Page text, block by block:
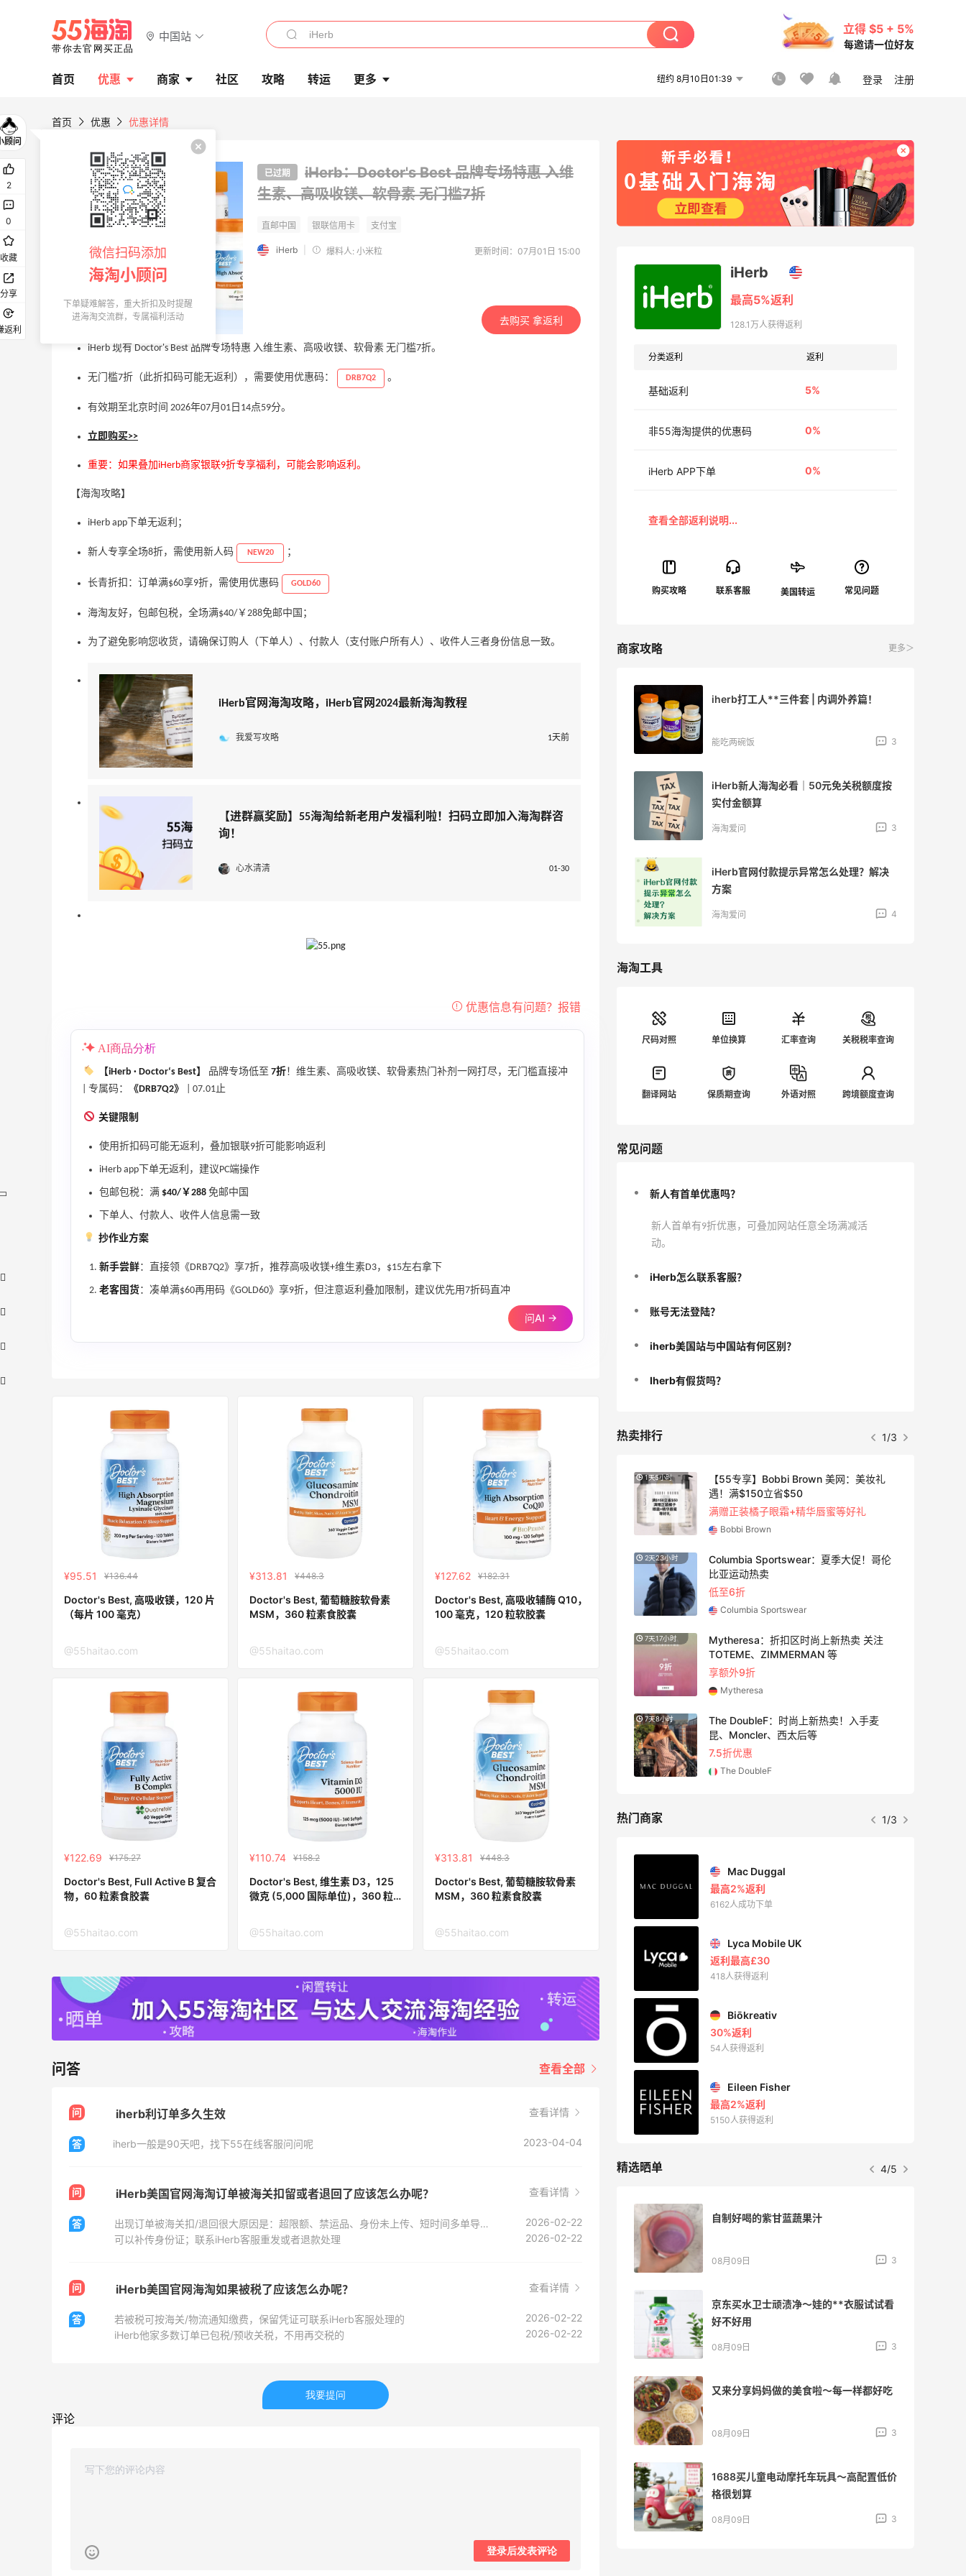
中国站
立得 $5 + 5%
每邀请一位好友
首页 优惠 商家 社区 攻略 转运 更多 纽约 8月10日01:39 登录 注册
首页 优惠 优惠详情
已过期
iHerb：Doctor's Best 品牌专场特惠 入维
生素、高吸收镁、软骨素无门槛7折
iHerb 爆料人: 小米粒 更新时间：07月01日 15:00
去购买 拿返利
iHerb 现有 Doctor's Best 品牌专场特惠 入维生素、高吸收镁、软骨素 无门槛7折。
无门槛7折（此折扣码可能无返利），需要使用优惠码： DRB7Q2 。
有效期至北京时间 2026年07月01日14点59分。
立即购买>>
重要：如果叠加iHerb商家银联9折专享福利，可能会影响返利。
【海淘攻略】
iHerb app下单无返利；
新人专享全场8折，需使用新人码 NEW20 ；
长青折扣：订单满$60享9折，需使用优惠码 GOLD60
海淘友好，包邮包税，全场满$40/￥288免邮中国；
为了避免影响您收货，请确保订购人（下单人）、付款人（支付账户所有人）、收件人三者身份信息一致。
iHerb官网海淘攻略，iHerb官网2024最新海淘教程
我爱写攻略 1天前
【进群赢奖励】55海淘给新老用户发福利啦！扫码立即加入海淘群咨
询！
心水清清 01-30
AI商品分析
【iHerb · Doctor‘s Best】 品牌专场低至 7折！维生素、高吸收镁、软骨素热门补剂一网打尽，无门槛直接冲
| 专属码：
《DRB7Q2》 | 07.01止
关键限制
使用折扣码可能无返利，叠加银联9折可能影响返利
iHerb app下单无返利，建议PC端操作
包邮包税：满 $40/￥288 免邮中国
下单人、付款人、收件人信息需一致
抄作业方案
新手尝鲜：直接领《DRB7Q2》享7折，推荐高吸收镁+维生素D3，$15左右拿下
老客囤货：凑单满$60再用码《GOLD60》享9折，但注意返利叠加限制，建议优先用7折码直冲
问AI →
¥95.51 ¥136.44
Doctor's Best, 高吸收镁，120 片
（每片 100 毫克）
@55haitao.com
¥313.81 ¥448.3
Doctor's Best, 葡萄糖胺软骨素
MSM，360 粒素食胶囊
@55haitao.com
¥127.62 ¥182.31
Doctor's Best, 高吸收辅酶 Q10，
100 毫克，120 粒软胶囊
@55haitao.com
¥122.69 ¥175.27
Doctor's Best, Full Active B 复合
物，60 粒素食胶囊
@55haitao.com
¥110.74 ¥158.2
Doctor's Best, 维生素 D3，125
微克 (5,000 国际单位)，360 粒
@55haitao.com
¥313.81 ¥448.3
Doctor's Best, 葡萄糖胺软骨素
MSM，360 粒素食胶囊
@55haitao.com
问答 查看全部
问 iherb利订单多久生效 查看详情
答 iherb一般是90天吧，找下55在线客服问问呢 2023-04-04
问 iHerb美国官网海淘订单被海关扣留或者退回了应该怎么办呢？ 查看详情
答 出现订单被海关扣/退回很大原因是：超限额、禁运品、身份未上传、短时间多单导致的
2026-02-22
可以补传身份证；联系iHerb客服重发或者退款处理
2026-02-22
问 iHerb美国官网海淘如果被税了应该怎么办呢？ 查看详情
答 若被税可按海关/物流通知缴费，保留凭证可联系iHerb客服处理的
2026-02-22
iHerb他家多数订单已包税/预收关税，不用再交税的
2026-02-22
我要提问
评论
登录后发表评论
iHerb
最高5%返利
128.1万人获得返利
分类返利 返利
基础返利 5%
非55海淘提供的优惠码 0%
iHerb APP下单 0%
美国转运
商家攻略 更多＞
iherb打工人**三件套 | 内调外养篇！
iHerb官网付款提示异常怎么处理？解决
iherb打工人**三件套 | 内调外养篇！
能吃两碗饭 3
iHerb新人海淘必看｜50元免关税额度按
实付金额算
海淘爱问 3
iHerb官网付款提示异常怎么处理？解决
方案
海淘爱问 4
海淘工具
尺码对照 单位换算 汇率查询 关税税率查询
翻译网站 保质期查询 外语对照 跨境额度查询
常见问题
新人有首单优惠吗？
新人首单有9折优惠，可叠加网站任意全场满减活
动。
iHerb怎么联系客服？
账号无法登陆？
iherb美国站与中国站有何区别？
Iherb有假货吗？
热卖排行 1/3
Macy's：Lancome 兰蔻美妆大促低至5折
满赠三重好礼
低门槛入手7件套
Macy's
即将截止！iHerb ：88全球好物节！选购
日常保健、健身补剂、护肤洗护等
iHerb
家、YSL、蒙口、CHLOE
Nugnes INT
今日关注：裴礼康面霜、倩碧水磁场系列等
Macy's
21小时
中免日上小程序：超级品牌日 X 雅诗兰黛
集团 真.底价回归
每满300-30元 享2倍积分
7天2小时
Macy's：美妆精选10日闪促 低至5折+免
Macy's
1天5小时
【55专享】Bobbi Brown 美网：美妆礼
遇！满$150立省$50
满赠正装橘子眼霜+精华唇蜜等好礼
Bobbi Brown
2天23小时
Columbia Sportswear：夏季大促！哥伦
比亚运动热卖
低至6折
Columbia Sportswear
7天17小时
Mytheresa：折扣区时尚上新热卖 关注
TOTEME、ZIMMERMAN 等
享额外9折
Mytheresa
7天8小时
The DoubleF：时尚上新热卖！入手麦
昆、Moncler、西太后等
7.5折优惠
The DoubleF
热门商家 1/3
最高3%返利
511人获得返利
62人获得返利
Belly Bandit
286人获得返利
6%返利
88人获得返利
190人获得返利
Mac Duggal
最高2%返利
6162人成功下单
Lyca Mobile UK
返利最高£30
418人获得返利
Biōkreativ
30%返利
54人获得返利
Eileen Fisher
最高2%返利
5150人获得返利
精选晒单 4/5
终于喝到古茗这杯泰橘糯米酸奶了，太好
喝了
沪上阿姨这杯羽衣牛油果，比不上树夏但
差点让返利券失效了！晒7月在55拿到的
🐶八合一养心冻干｜博美心**护打卡 自制好喝的紫甘蓝蔬果汁
08月09日 3
京东买水卫士顽渍净～娃的**衣服试试看
好不好用
08月09日 3
又来分享妈妈做的美食啦～每一样都好吃
08月09日 3
1688买儿童电动摩托车玩具～高配置低价
格很划算
08月09日 3
2
0
收藏
分享
返利
微信扫码添加
海淘小顾问
下单疑难解答，重大折扣及时提醒
进海淘交流群，专属福利活动